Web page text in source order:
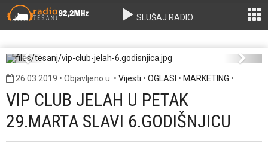
SLUŠAJ RADIO
Previous Next
26.03.2019 • Objavljeno u: • Vijesti • OGLASI • MARKETING •
VIP CLUB JELAH U PETAK
29.MARTA SLAVI 6.GODIŠNJICU